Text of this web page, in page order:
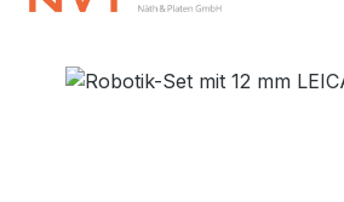
Bildergalerie überspringen